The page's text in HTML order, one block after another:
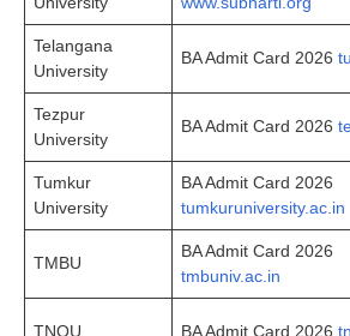
Telangana
University
BA Admit Card 2026
Tezpur
University
BA Admit Card 2026
Tumkur
University
BA Admit Card 2026
tumkuruniversity.ac.in
TMBU
BA Admit Card 2026
tmbuniv.ac.in
TNOU BA Admit Card 2026